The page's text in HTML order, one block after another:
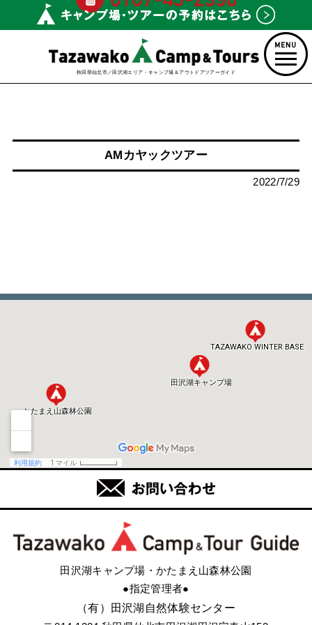
秋田県仙北市／田沢湖エリア・キャンプ場＆アウトドアツアーガイド
AMカヤックツアー
2022/7/29
田沢湖キャンプ場・かたまえ山森林公園
●指定管理者●
（有）田沢湖自然体験センター